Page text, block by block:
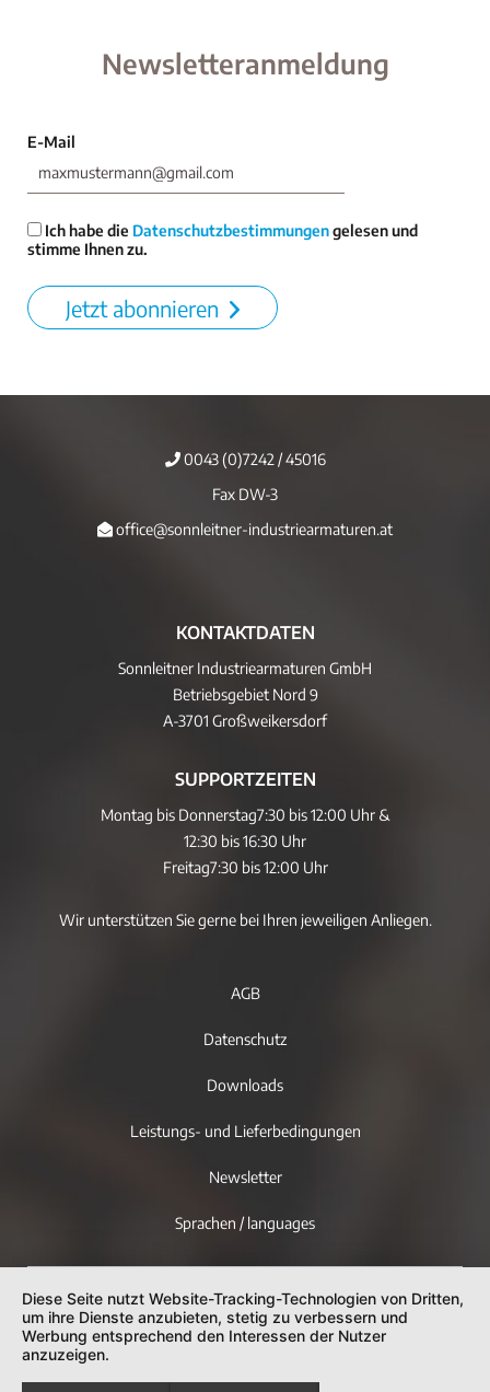
Newsletteranmeldung
E-Mail
Ich habe die Datenschutzbestimmungengelesen und
stimme Ihnen zu.
Jetzt abonnieren
0043 (0)7242 / 45016
Fax DW-3
office@sonnleitner-industriearmaturen.at
KONTAKTDATEN
Sonnleitner Industriearmaturen GmbH
Betriebsgebiet Nord 9
A-3701 Großweikersdorf
SUPPORTZEITEN
Montag bis Donnerstag7:30 bis 12:00 Uhr &
12:30 bis 16:30 Uhr
Freitag7:30 bis 12:00 Uhr
Wir unterstützen Sie gerne bei Ihren jeweiligen Anliegen.
AGB
Datenschutz
Downloads
Leistungs- und Lieferbedingungen
Newsletter
Sprachen / languages
Diese Seite nutzt Website-Tracking-Technologien von Dritten,
um ihre Dienste anzubieten, stetig zu verbessern und
Werbung entsprechend den Interessen der Nutzer
anzuzeigen.